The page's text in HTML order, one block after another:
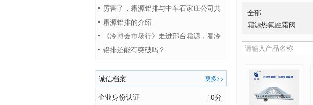
厉害了，霜源铝排与中车石家庄公司共
同研制的冷链技术连获两项全
霜源铝排的介绍
《冷博会市场行》走进邢台霜源，看冷
库如何实现高效蒸发和化霜
铝排还能有突破吗？
更多>>
诚信档案
10分
企业身份认证
全部
霜源热氟融霜阀